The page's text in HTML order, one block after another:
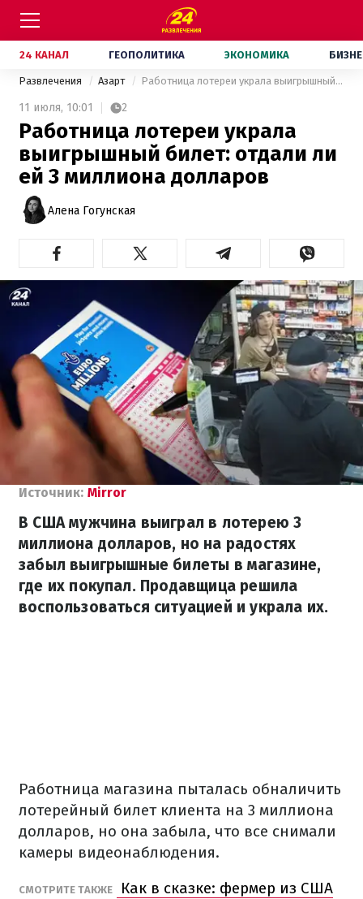
24 КАНАЛ ГЕОПОЛИТИКА ЭКОНОМИКА
Развлечения Азарт Работница лотереи украла выигрышный билет: отдали ли ей 3 миллиона долларов
11 июля, 10:01 2
Работница лотереи украла
выигрышный билет: отдали ли
ей 3 миллиона долларов
Алена Гогунская
Источник: Мirror
В США мужчина выиграл в лотерею 3
миллиона долларов, но на радостях
забыл выигрышные билеты в магазине,
где их покупал. Продавщица решила
воспользоваться ситуацией и украла их.
Работница магазина пыталась обналичить
лотерейный билет клиента на 3 миллиона
долларов, но она забыла, что все снимали
камеры видеонаблюдения.
СМОТРИТЕ ТАКЖЕ
Как в сказке: фермер из США